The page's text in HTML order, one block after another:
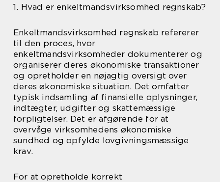
1. Hvad er enkeltmandsvirksomhed regnskab?
Enkeltmandsvirksomhed regnskab refererer
til den proces, hvor
enkeltmandsvirksomheder dokumenterer og
organiserer deres økonomiske transaktioner
og opretholder en nøjagtig oversigt over
deres økonomiske situation. Det omfatter
typisk indsamling af finansielle oplysninger,
indtægter, udgifter og skattemæssige
forpligtelser. Det er afgørende for at
overvåge virksomhedens økonomiske
sundhed og opfylde lovgivningsmæssige
krav.
For at opretholde korrekt